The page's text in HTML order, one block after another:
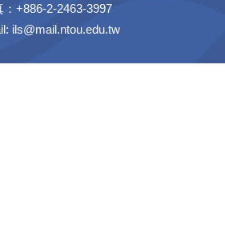
：+886-2-2463-3997
ils@mail.ntou.edu.tw